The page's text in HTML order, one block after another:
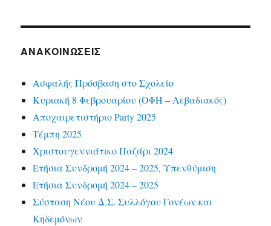
ΑΝΑΚΟΙΝΏΣΕΙΣ
Ασφαλής Πρόσβαση στο Σχολείο
Κυριακή 8 Φεβρουαρίου (ΟΦΗ – Λεβαδιακός)
Αποχαιρετιστήριο Party 2025
Τέμπη 2025
Χριστουγεννιάτικο Παζάρι 2024
Ετήσια Συνδρομή 2024 – 2025, Υπενθύμιση
Ετήσια Συνδρομή 2024 – 2025
Σύσταση Νέου Δ.Σ. Συλλόγου Γονέων και
Κηδεμόνων